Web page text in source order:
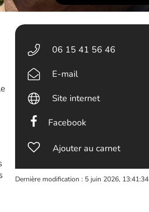
06 15 41 56 46
E-mail
Site internet
Facebook
Ajouter au carnet
Dernière modification : 5 juin 2026, 13:41:34